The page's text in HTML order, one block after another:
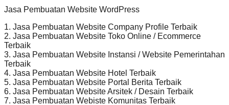
Jasa Pembuatan Website WordPress
1. Jasa Pembuatan Website Company Profile Terbaik
2. Jasa Pembuatan Website Toko Online / Ecommerce
Terbaik
3. Jasa Pembuatan Website Instansi / Website Pemerintahan
Terbaik
4. Jasa Pembuatan Website Hotel Terbaik
5. Jasa Pembuatan Website Portal Berita Terbaik
6. Jasa Pembuatan Website Arsitek / Desain Terbaik
7. Jasa Pembuatan Webiste Komunitas Terbaik